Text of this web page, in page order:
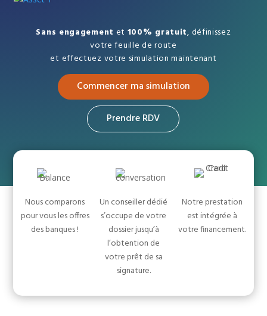
Sans engagement et 100% gratuit, définissez
votre feuille de route
et effectuez votre simulation maintenant
Commencer ma simulation
Prendre RDV
Nous comparons
pour vous les offres
des banques !
Un conseiller dédié
s’occupe de votre
dossier jusqu’à
l’obtention de
votre prêt de sa
signature.
Notre prestation
est intégrée à
votre financement.